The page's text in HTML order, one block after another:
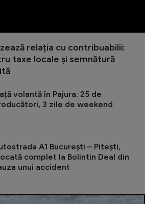
relația cu contribuabilii:
taxe locale și semnătură
volantă în Pajura: 25 de
3 zile de weekend
A1 București – Pitești,
complet la Bolintin Deal din
unui accident